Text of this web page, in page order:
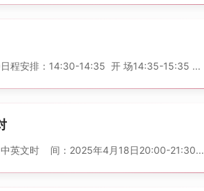
程安排： 14:30-14:35 开 场 14:35-15:35 ...
中英文 时 间：2025年4月18日20:00-21:30...